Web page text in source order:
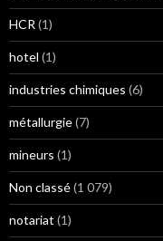
HCR (1)
hotel (1)
industries chimiques (6)
métallurgie(7)
mineurs (1)
Non classé(1 079)
notariat (1)